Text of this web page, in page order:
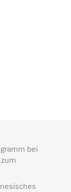
bei